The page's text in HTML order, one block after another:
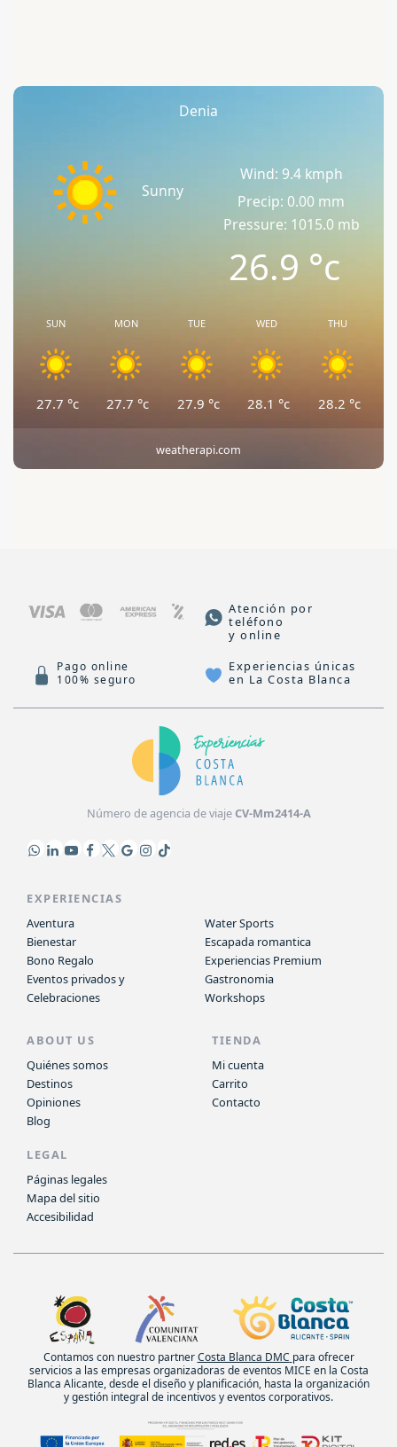
Denia
Sunny
Wind: 9.4 kmph
Precip: 0.00 mm
Pressure: 1015.0 mb
26.9°c
SUN
27.7 °c
MON
27.7 °c
TUE
27.9 °c
WED
28.1 °c
THU
28.2 °c
weatherapi.com
Atención por
teléfono
y online
Pago online
100% seguro
Experiencias únicas
en La Costa Blanca
Número de agencia de viajeCV-Mm2414-A
EXPERIENCIAS
Aventura
Bienestar
Bono Regalo
Eventos privados y
Celebraciones
Water Sports
Escapada romantica
Experiencias Premium
Gastronomia
Workshops
ABOUT US
Quiénes somos
Destinos
Opiniones
Blog
TIENDA
Mi cuenta
Carrito
Contacto
LEGAL
Páginas legales
Mapa del sitio
Accesibilidad
Contamos con nuestro partnerCosta Blanca DMC para ofrecer
servicios a las empresas organizadoras de eventos MICE en la Costa
Blanca Alicante, desde el diseño y planificación, hasta la organización
y gestión integral de incentivos y eventos corporativos.